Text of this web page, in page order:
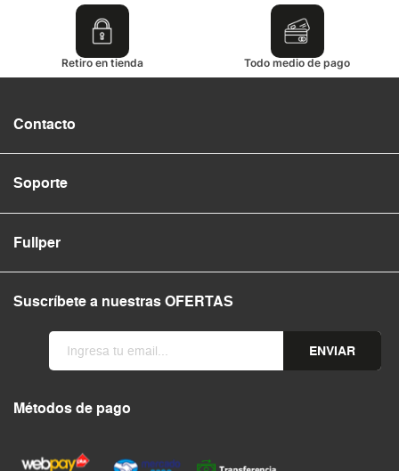
Retiro en tienda Todo medio de pago
Contacto
Soporte
Fullper
Suscríbete a nuestras OFERTAS
ENVIAR
Métodos de pago